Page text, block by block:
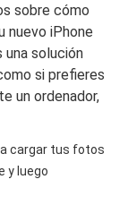
sobre cómo
nuevo iPhone
una solución
si prefieres
un ordenador,
cargar tus fotos
y luego